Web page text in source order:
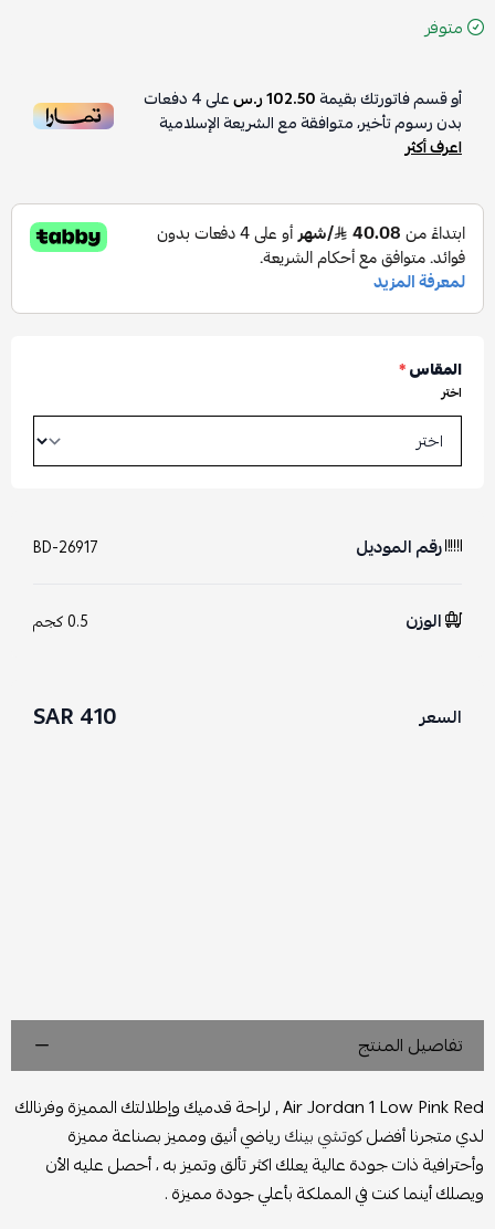
متوفر
أو قسم فاتورتك بقيمة102.50 ر.س على4دفعات
بدون رسوم تأخير، متوافقة مع الشريعة الإسلامية
اعرف أكثر
المقاس*
اختر
رقم الموديل BD-26917
الوزن 0.5 كجم
السعر 410 SAR
تفاصيل المنتج
Air Jordan 1 Low Pink Red , لراحة قدميك وإطلالتك المميزة وفرنالك
لدي متجرنا أفضلكوتشي بينكرياضي أنيق ومميز بصناعة مميزة
وأحترافية ذات جودة عالية يعلك اكثر تألق وتميز به ، أحصل عليه الأن
ويصلك أينما كنت في المملكة بأعلي جودة مميزة .